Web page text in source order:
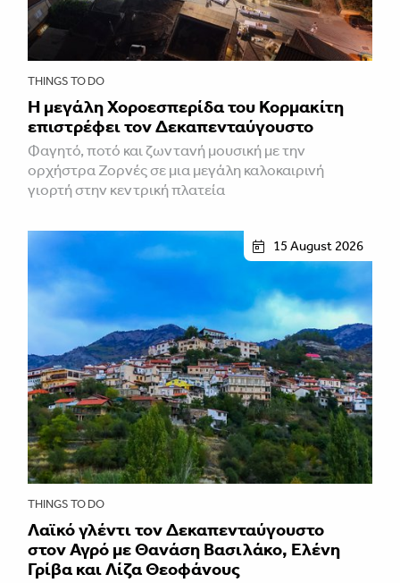
THINGS TO DO
Η μεγάλη Χοροεσπερίδα του Κορμακίτη
επιστρέφει τον Δεκαπενταύγουστο
Φαγητό, ποτό και ζωντανή μουσική με την
ορχήστρα Ζορνές σε μια μεγάλη καλοκαιρινή
γιορτή στην κεντρική πλατεία
15 August 2026
THINGS TO DO
Λαϊκό γλέντι τον Δεκαπενταύγουστο
στον Αγρό με Θανάση Βασιλάκο, Ελένη
Γρίβα και Λίζα Θεοφάνους